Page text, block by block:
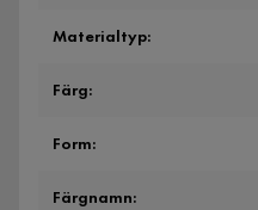
Materialtyp:
Färg:
Form:
Färgnamn: